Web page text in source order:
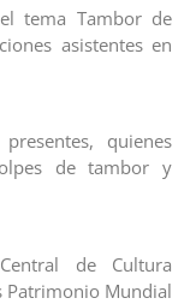
tema Tambor de
asistentes en
quienes
de tambor y
de Cultura
Patrimonio Mundial